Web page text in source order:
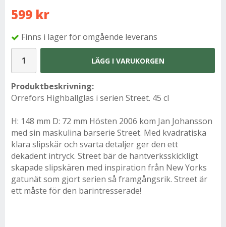
599 kr
Finns i lager för omgående leverans
LÄGG I VARUKORGEN
Produktbeskrivning:
Orrefors Highballglas i serien Street. 45 cl
H: 148 mm D: 72 mm Hösten 2006 kom Jan Johansson
med sin maskulina barserie Street. Med kvadratiska
klara slipskär och svarta detaljer ger den ett
dekadent intryck. Street bär de hantverksskickligt
skapade slipskären med inspiration från New Yorks
gatunät som gjort serien så framgångsrik. Street är
ett måste för den barintresserade!